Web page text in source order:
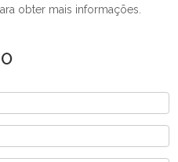
obter mais informações.